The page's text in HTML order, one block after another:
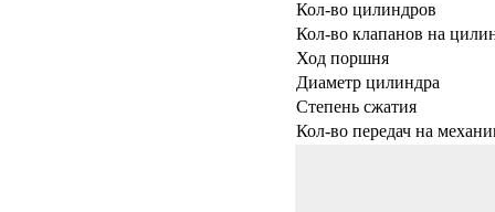
Кол-во цилиндров
Кол-во клапанов на
Ход поршня
Диаметр цилиндра
Степень сжатия
Кол-во передач на